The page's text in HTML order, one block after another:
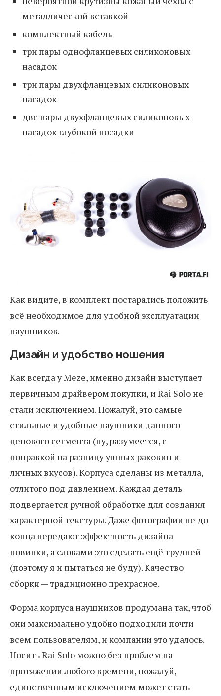
металлической вставкой
комплектный кабель
три пары однофланцевых силиконовых
насадок
три пары двухфланцевых силиконовых
насадок
две пары двухфланцевых силиконовых
насадок глубокой посадки
Как видите, в комплект постарались положить
всё необходимое для удобной эксплуатации
наушников.
Дизайн и удобство ношения
Как всегда у Meze, именно дизайн выступает
первичным драйвером покупки, и Rai Solo не
стали исключением. Пожалуй, это самые
стильные и удобные наушники данного
ценового сегмента (ну, разумеется, с
поправкой на разницу ушных раковин и
личных вкусов). Корпуса сделаны из металла,
отлитого под давлением. Каждая деталь
подвергается ручной обработке для создания
характерной текстуры. Даже фотографии не до
конца передают эффектность дизайна
новинки, а словами это сделать ещё трудней
(поэтому я и пытаться не буду). Качество
сборки — традиционно прекрасное.
Форма корпуса наушников продумана так, чтоб
они максимально удобно подходили почти
всем пользователям, и компании это удалось.
Носить Rai Solo можно без проблем на
протяжении любого времени, пожалуй,
единственным исключением может стать